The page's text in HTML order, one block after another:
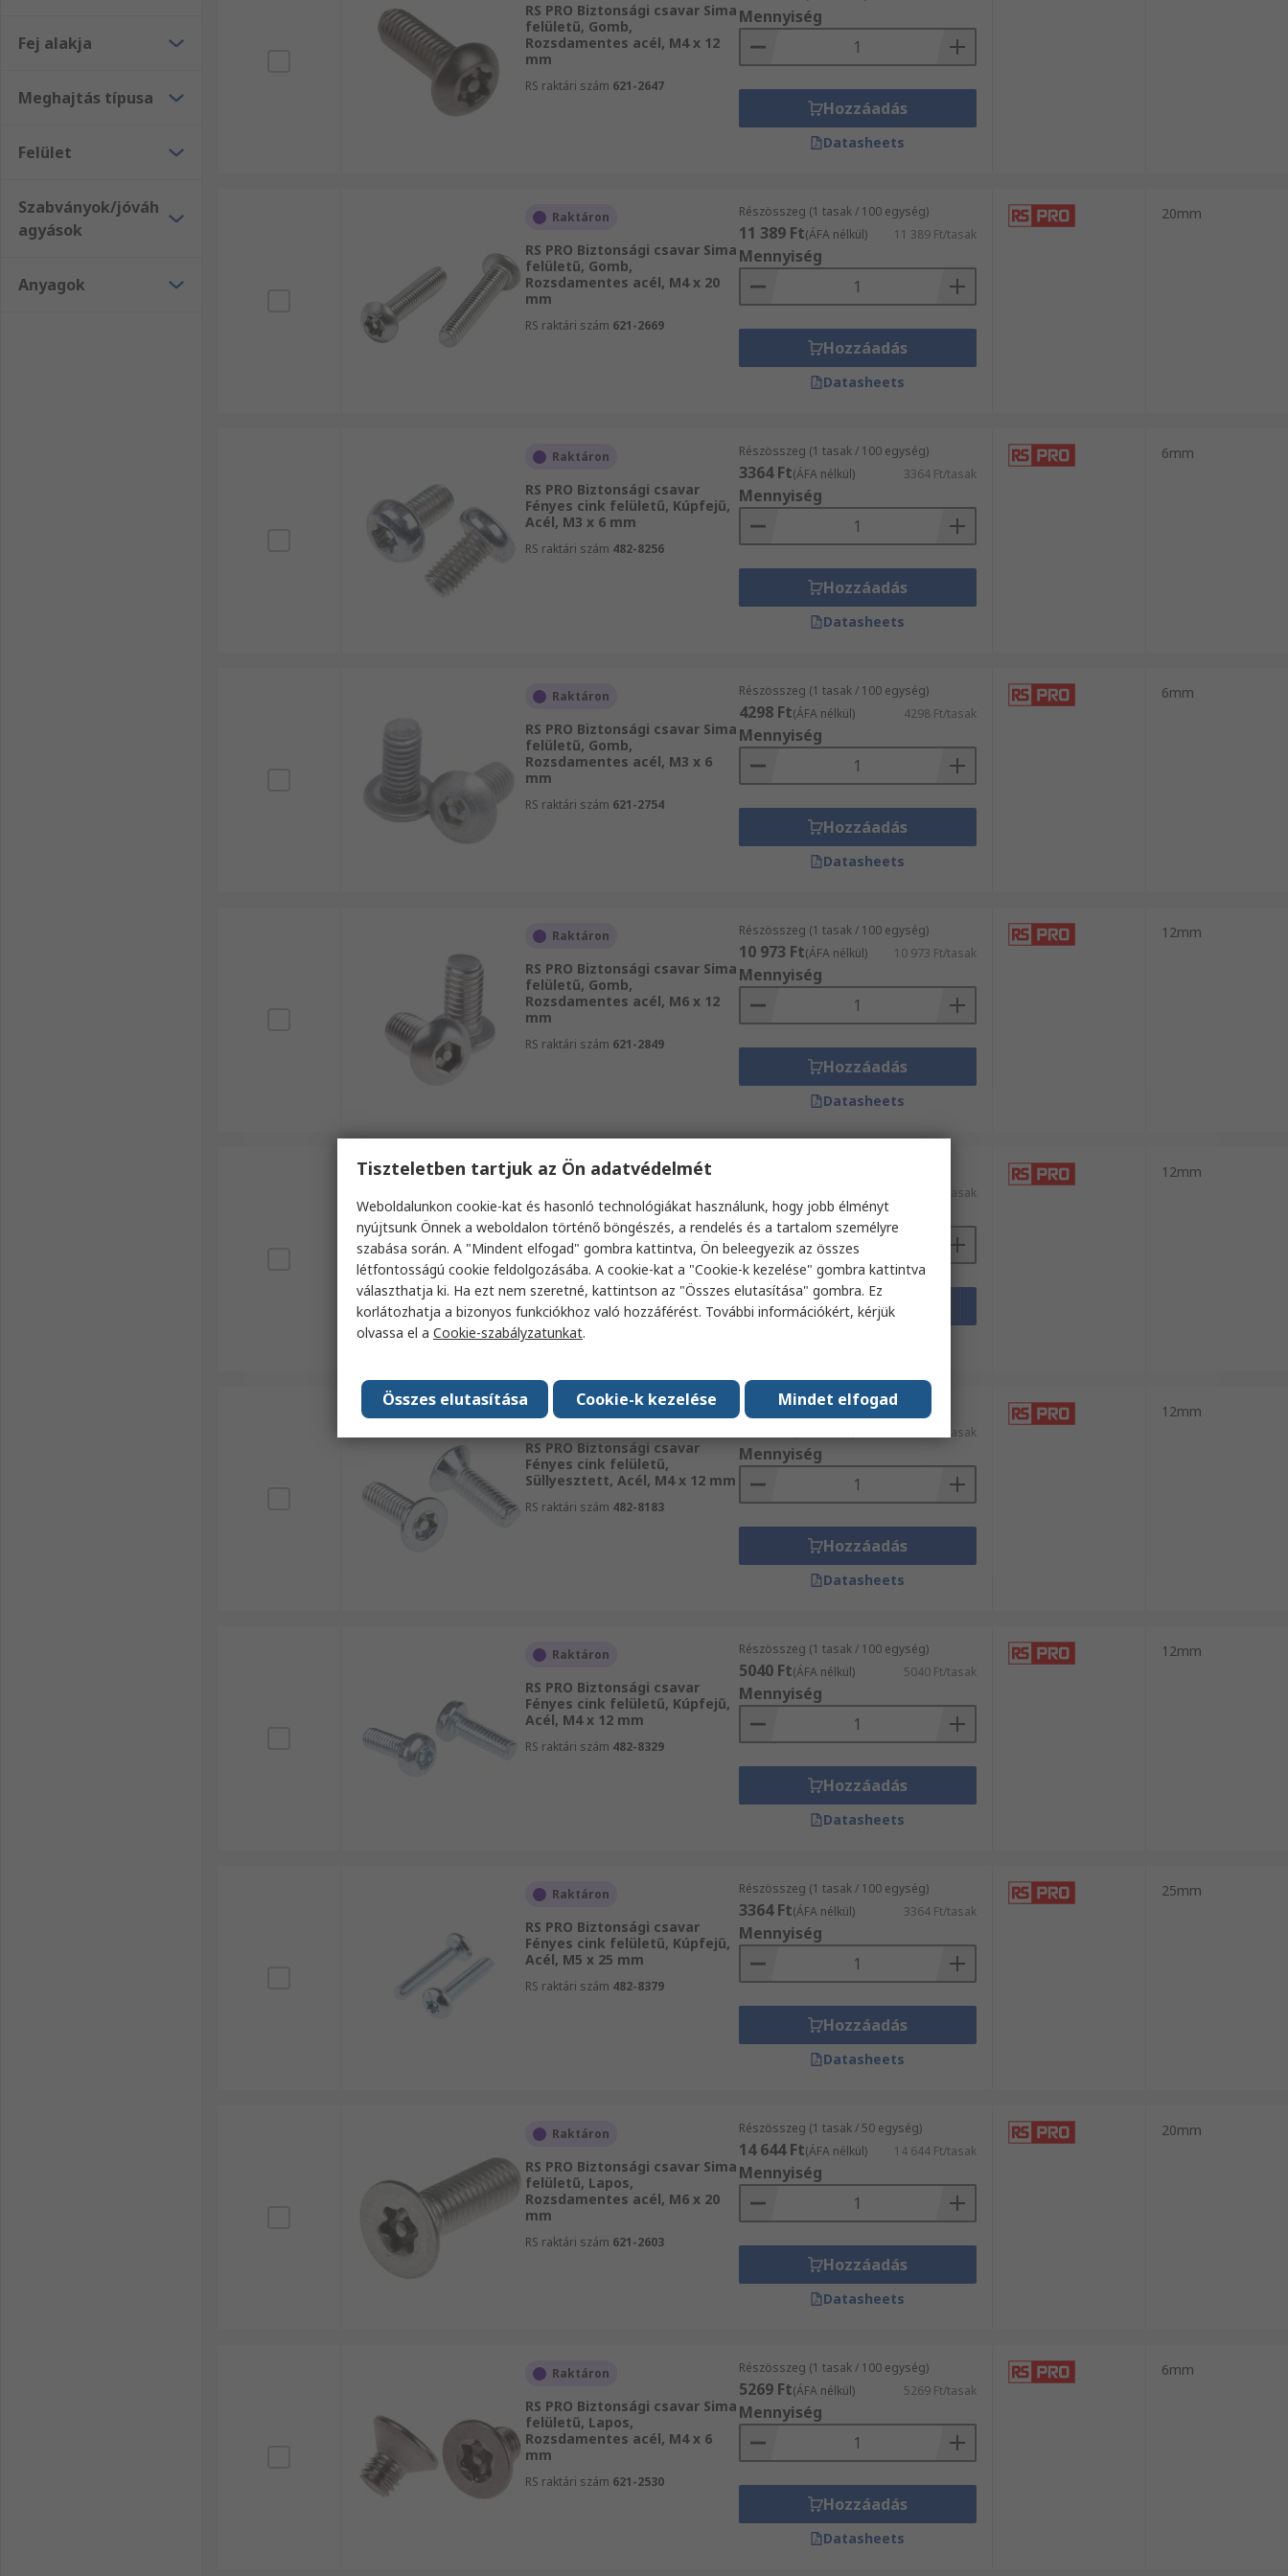
Fej alakja
Meghajtás típusa
Felület
Szabványok/jóváh
agyások
Anyagok
RS PRO Biztonsági csavar Sima
felületű, Gomb,
Rozsdamentes acél, M4 x 12
mm
RS raktári szám 621-2647
Mennyiség
Hozzáadás
Datasheets
Raktáron
RS PRO Biztonsági csavar Sima
felületű, Gomb,
Rozsdamentes acél, M4 x 20
mm
RS raktári szám 621-2669
Részösszeg (1 tasak / 100 egység)
11 389 Ft(ÁFA nélkül) 11 389 Ft/tasak
Mennyiség
Hozzáadás
Datasheets
20mm
Raktáron
RS PRO Biztonsági csavar
Fényes cink felületű, Kúpfejű,
Acél, M3 x 6 mm
RS raktári szám 482-8256
Részösszeg (1 tasak / 100 egység)
3364 Ft(ÁFA nélkül) 3364 Ft/tasak
Mennyiség
Hozzáadás
Datasheets
6mm
Raktáron
RS PRO Biztonsági csavar Sima
felületű, Gomb,
Rozsdamentes acél, M3 x 6
mm
RS raktári szám 621-2754
Részösszeg (1 tasak / 100 egység)
4298 Ft(ÁFA nélkül) 4298 Ft/tasak
Mennyiség
Hozzáadás
Datasheets
6mm
Raktáron
RS PRO Biztonsági csavar Sima
felületű, Gomb,
Rozsdamentes acél, M6 x 12
mm
RS raktári szám 621-2849
Részösszeg (1 tasak / 100 egység)
10 973 Ft(ÁFA nélkül) 10 973 Ft/tasak
Mennyiség
Hozzáadás
Datasheets
12mm
Raktáron
RS PRO Biztonsági csavar Sima
felületű, Gomb,
Rozsdamentes acél, M5 x 12
mm
RS raktári szám 621-2681
8831 Ft/tasak
Mennyiség
Hozzáadás
12mm
Jelenleg nem elérhet_
RS PRO Biztonsági csavar
Fényes cink felületű,
Süllyesztett, Acél, M4 x 12 mm
RS raktári szám 482-8183
Részösszeg (1 tasak / 100 egység)
6728 Ft/tasak
Mennyiség
Hozzáadás
Datasheets
12mm
Raktáron
RS PRO Biztonsági csavar
Fényes cink felületű, Kúpfejű,
Acél, M4 x 12 mm
RS raktári szám 482-8329
Részösszeg (1 tasak / 100 egység)
5040 Ft(ÁFA nélkül) 5040 Ft/tasak
Mennyiség
Hozzáadás
Datasheets
12mm
Raktáron
RS PRO Biztonsági csavar
Fényes cink felületű, Kúpfejű,
Acél, M5 x 25 mm
RS raktári szám 482-8379
Részösszeg (1 tasak / 100 egység)
3364 Ft(ÁFA nélkül) 3364 Ft/tasak
Mennyiség
Hozzáadás
Datasheets
25mm
Raktáron
RS PRO Biztonsági csavar Sima
felületű, Lapos,
Rozsdamentes acél, M6 x 20
mm
RS raktári szám 621-2603
Részösszeg (1 tasak / 50 egység)
14 644 Ft(ÁFA nélkül) 14 644 Ft/tasak
Mennyiség
Hozzáadás
Datasheets
20mm
Raktáron
RS PRO Biztonsági csavar Sima
felületű, Lapos,
Rozsdamentes acél, M4 x 6
mm
RS raktári szám 621-2530
Részösszeg (1 tasak / 100 egység)
5269 Ft(ÁFA nélkül) 5269 Ft/tasak
Mennyiség
Hozzáadás
Datasheets
6mm
Tiszteletben tartjuk az Ön adatvédelmét
Weboldalunkon cookie-kat és hasonló technológiákat használunk, hogy jobb élményt
nyújtsunk Önnek a weboldalon történő böngészés, a rendelés és a tartalom személyre
szabása során. A "Mindent elfogad" gombra kattintva, Ön beleegyezik az összes
létfontosságú cookie feldolgozásába. A cookie-kat a "Cookie-k kezelése" gombra kattintva
választhatja ki. Ha ezt nem szeretné, kattintson az "Összes elutasítása" gombra. Ez
korlátozhatja a bizonyos funkciókhoz való hozzáférést. További információkért, kérjük
olvassa el a Cookie-szabályzatunkat.
Mindet elfogad
Cookie-k kezelése
Összes elutasítása